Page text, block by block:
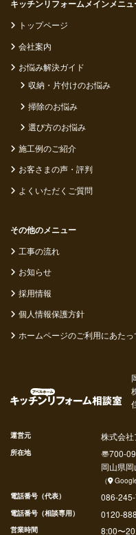
キッチンリフォームメインメニュ
トップページ
会社案内
お悩み解決ガイド
収納・片付けのお悩み
掃除のお悩み
選び方のお悩み
施工例のご紹介
お客さまの声・評判
よくいただくご質問
その他のメニュー
工事の流れ
お知らせ
採用情報
個人情報保護方針
ホームページのご利用にあたっ
運営元 株式会
所在地 〠700-
岡山県
（
電話番号（代表）
086-
電話番号（相談専用） 0120-
営業時間 8:00〜